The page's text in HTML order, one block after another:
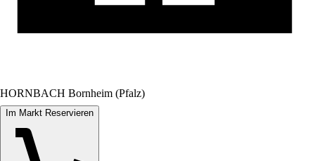
HORNBACH Bornheim (Pfalz)
Im Markt Reservieren